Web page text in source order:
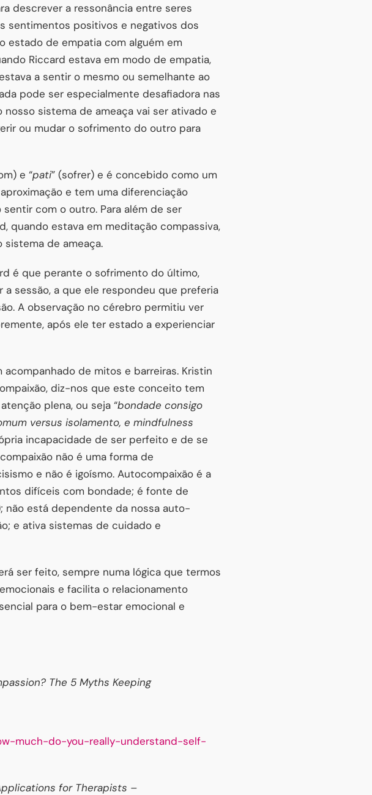
descrever a ressonância entre seres
sentimentos positivos e negativos dos
estado de empatia com alguém em
Riccard estava em modo de empatia,
a sentir o mesmo ou semelhante ao
pode ser especialmente desafiadora nas
sistema de ameaça vai ser ativado e
ou mudar o sofrimento do outro para
e “pati” (sofrer) e é concebido como um
e tem uma diferenciação
com o outro. Para além de ser
quando estava em meditação compassiva,
de ameaça.
é que perante o sofrimento do último,
sessão, a que ele respondeu que preferia
A observação no cérebro permitiu ver
após ele ter estado a experienciar
de mitos e barreiras. Kristin
diz-nos que este conceito tem
plena, ou seja “bondade consigo
versus isolamento, e mindfulness
incapacidade de ser perfeito e de se
não é uma forma de
e não é igoísmo. Autocompaixão é a
difíceis com bondade; é fonte de
não está dependente da nossa auto-
e ativa sistemas de cuidado e
ser feito, sempre numa lógica que termos
e facilita o relacionamento
para o bem-estar emocional e
The 5 Myths Keeping
much-do-you-really-understand-self-
for Therapists –